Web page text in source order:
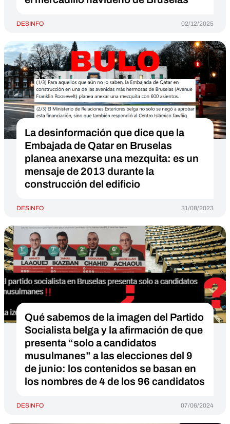
DESINFO 02/12/2025
La desinformación que dice que la
Embajada de Qatar en Bruselas
planea anexarse una mezquita: es un
mensaje de 2013 durante la
construcción del edificio
DESINFO 31/08/2023
Qué sabemos de la imagen del Partido
Socialista belga y la afirmación de que
presenta “solo a candidatos
musulmanes” a las elecciones del 9
de junio: los contenidos se basan en
los nombres de 4 de los 96 candidatos
DESINFO 07/06/2024